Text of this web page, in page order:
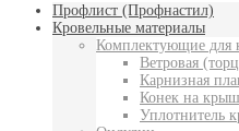
Профлист (Профнастил)
Кровельные материалы
Комплектующие для
Ветровая
Карнизная
Конек на
Уплотнитель